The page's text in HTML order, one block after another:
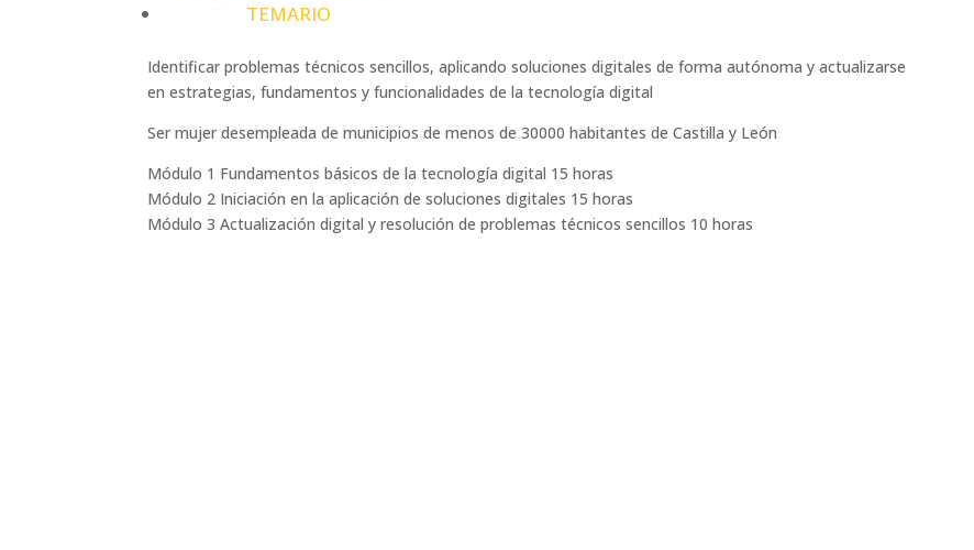
TEMARIO
Identificar problemas técnicos sencillos, aplicando soluciones digitales de forma autónoma y actualizarse
en estrategias, fundamentos y funcionalidades de la tecnología digital
Ser mujer desempleada de municipios de menos de 30000 habitantes de Castilla y León
Módulo 1 Fundamentos básicos de la tecnología digital 15 horas
Módulo 2 Iniciación en la aplicación de soluciones digitales 15 horas
Módulo 3 Actualización digital y resolución de problemas técnicos sencillos 10 horas